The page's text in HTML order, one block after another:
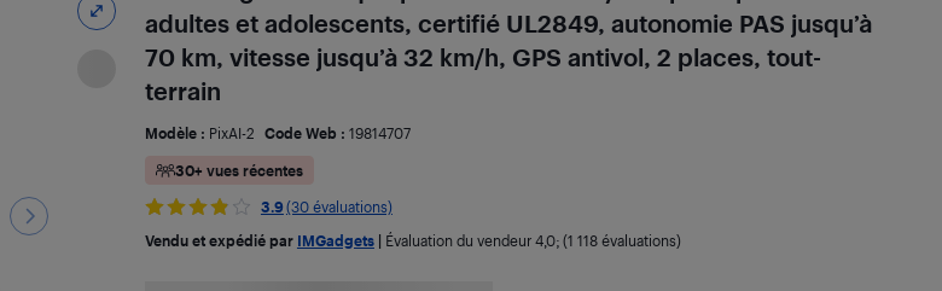
adultes et adolescents, certifié UL2849, autonomie PAS jusqu’à
70 km, vitesse jusqu’à 32 km/h, GPS antivol, 2 places, tout-
terrain
Modèle : PixAI-2 Code Web : 19814707
30+ vues récentes
3.9 (30 évaluations)
Vendu et expédié par IMGadgets| Évaluation du vendeur 4,0; (1 118 évaluations)